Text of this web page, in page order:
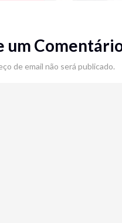
um
de email não será publicado.